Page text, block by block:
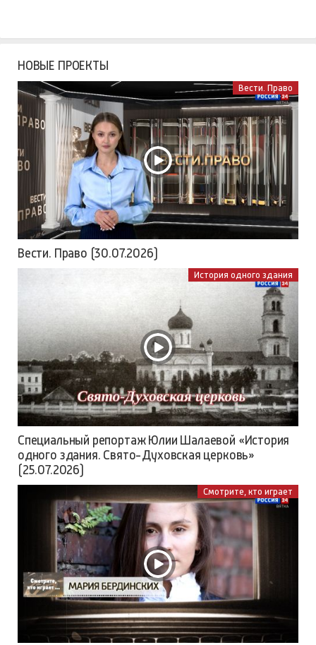
НОВЫЕ ПРОЕКТЫ
Вести. Право
Вести. Право (30.07.2026)
История одного здания
Специальный репортаж Юлии Шалаевой «История
одного здания. Свято-Духовская церковь»
(25.07.2026)
Смотрите, кто играет